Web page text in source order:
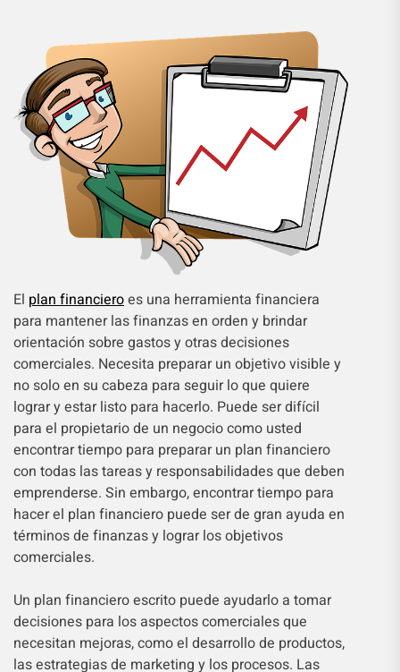
El plan financieroes una herramienta financiera
para mantener las finanzas en orden y brindar
orientación sobre gastos y otras decisiones
comerciales. Necesita preparar un objetivo visible y
no solo en su cabeza para seguir lo que quiere
lograr y estar listo para hacerlo. Puede ser difícil
para el propietario de un negocio como usted
encontrar tiempo para preparar un plan financiero
con todas las tareas y responsabilidades que deben
emprenderse. Sin embargo, encontrar tiempo para
hacer el plan financiero puede ser de gran ayuda en
términos de finanzas y lograr los objetivos
comerciales.
Un plan financiero escrito puede ayudarlo a tomar
decisiones para los aspectos comerciales que
necesitan mejoras, como el desarrollo de productos,
las estrategias de marketing y los procesos. Las